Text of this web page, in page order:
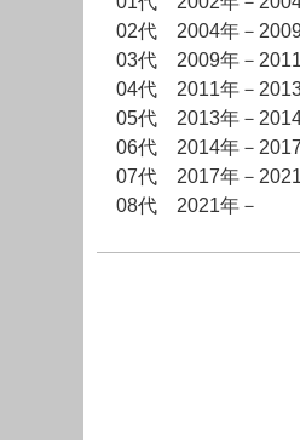
02代 2004年－
03代 2009年－
04代 2011年－
05代 2013年－
06代 2014年－
07代 2017年－
08代 2021年